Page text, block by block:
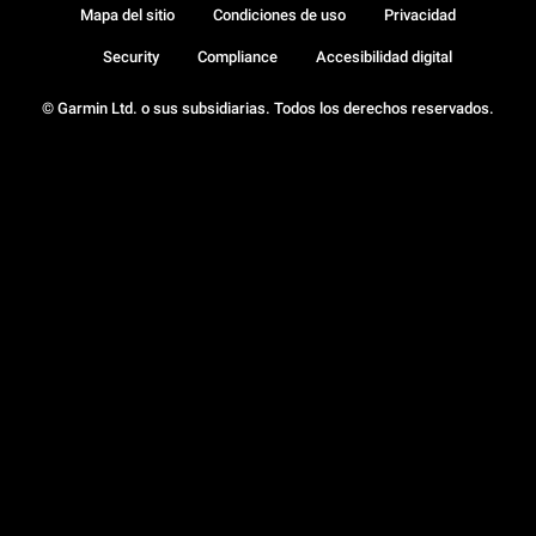
© Garmin Ltd. o sus subsidiarias. Todos los derechos reservados.
Mapa del sitio Condiciones de uso Privacidad
Security Compliance Accesibilidad digital